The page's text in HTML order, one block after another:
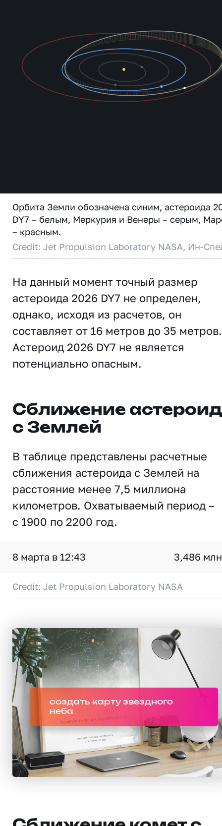
Орбита Земли обозначена синим, астероида
DY7 – белым, Меркурия и Венеры – серым,
– красным.
Credit: Jet Propulsion Laboratory NASA, Ин-
На данный момент точный размер
астероида 2026 DY7 не определен,
однако, исходя из расчетов, он
составляет от 16 метров до 35 метров.
Астероид 2026 DY7 не является
потенциально опасным.
Сближение
с Землей
В таблице представлены расчетные
сближения астероида с Землей на
расстояние менее 7,5 миллиона
километров. Охватываемый период –
с 1900 по 2200 год.
8 марта в 12:43 3,486
Credit: Jet Propulsion Laboratory NASA
создать карту звездного
неба